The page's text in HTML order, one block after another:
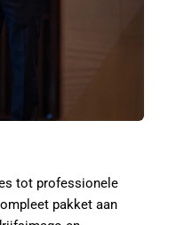
tot professionele
pakket aan